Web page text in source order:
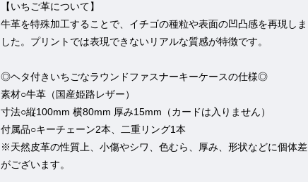
【いちご革について】
牛革を特殊加工することで、イチゴの種粒や表面の凹凸感を再現しま
した。プリントでは表現できないリアルな質感が特徴です。
◎ヘタ付きいちごなラウンドファスナーキーケースの仕様◎
素材○牛革（国産姫路レザー）
寸法○縦100mm 横80mm 厚み15mm（カードは入りません）
付属品○キーチェーン2本、二重リング1本
※天然皮革の性質上、小傷やシワ、色むら、厚み、形状などに個体差
がございます。